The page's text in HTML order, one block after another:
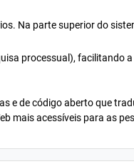
Na parte superior do
processual), facilitando
e de código aberto que
mais acessíveis para as